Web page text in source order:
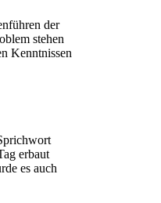
der
stehen
Kenntnissen
erbaut
es auch